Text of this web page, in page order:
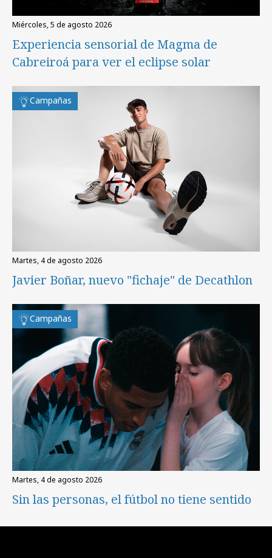
miércoles, 5 de agosto 2026
Experiencia sensorial de Magma de
Cabreiroá para ver el eclipse solar
Campañas
martes, 4 de agosto 2026
Javier Boñar, nuevo "fichaje" de Decathlon
Campañas
martes, 4 de agosto 2026
Sin las personas, el fútbol no tiene sentido